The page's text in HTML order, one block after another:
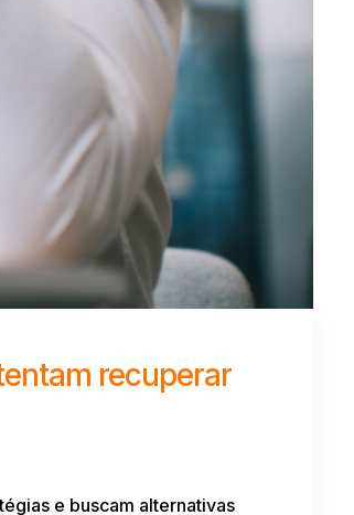
recuperar
e buscam alternativas